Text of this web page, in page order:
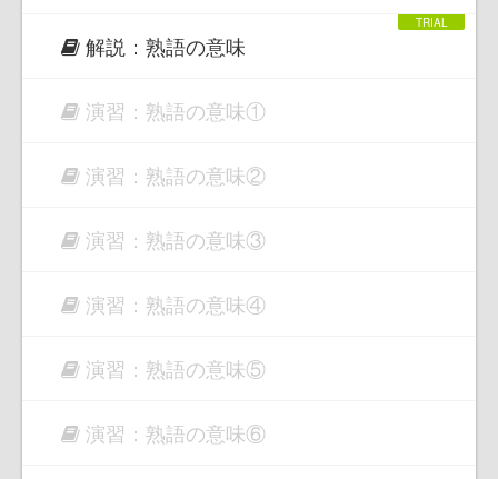
解説：熟語の意味
演習：熟語の意味①
演習：熟語の意味②
演習：熟語の意味③
演習：熟語の意味④
演習：熟語の意味⑤
演習：熟語の意味⑥